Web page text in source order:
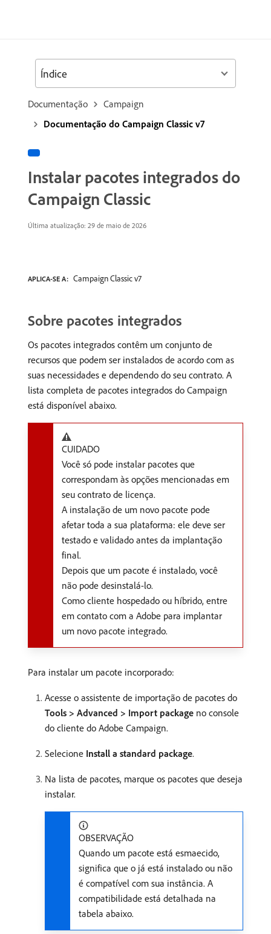
Documentação
Campaign
Documentação do Campaign Classic v7
Instalar pacotes integrados do
Campaign Classic
Última atualização: 29 de maio de 2026
APLICA-SE A: Campaign Classic v7
Sobre pacotes integrados
Os pacotes integrados contêm um conjunto de
recursos que podem ser instalados de acordo com as
suas necessidades e dependendo do seu contrato. A
lista completa de pacotes integrados do Campaign
está disponível abaixo.
CUIDADO
Você só pode instalar pacotes que
correspondam às opções mencionadas em
seu contrato de licença.
A instalação de um novo pacote pode
afetar toda a sua plataforma: ele deve ser
testado e validado antes da implantação
final.
Depois que um pacote é instalado, você
não pode desinstalá-lo.
Como cliente hospedado ou híbrido, entre
em contato com a Adobe para implantar
um novo pacote integrado.
Para instalar um pacote incorporado:
Acesse o assistente de importação de pacotes do
Tools > Advanced > Import package no console
do cliente do Adobe Campaign.
Selecione Install a standard package.
Na lista de pacotes, marque os pacotes que deseja
instalar.
OBSERVAÇÃO
Quando um pacote está esmaecido,
significa que o já está instalado ou não
é compatível com sua instância. A
compatibilidade está detalhada na
tabela abaixo.
Índice